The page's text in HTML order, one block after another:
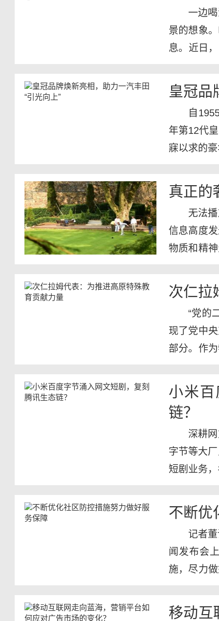
一边
景的想象
息。近日
皇冠品
自
年第12代
寐以求的
真正的
无法
信息高度
物质和精
次仁拉
“党的
现了党中
部分。作
小米
链？
深耕
字节等大
短剧业务
不断优
记者
闻发布会
施，尽力
移动互